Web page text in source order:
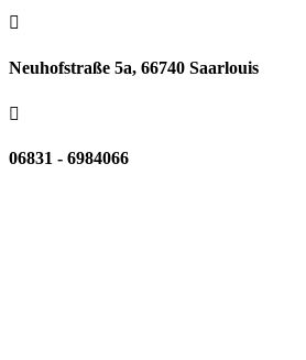

Neuhofstraße 5a, 66740 Saarlouis

06831 - 6984066